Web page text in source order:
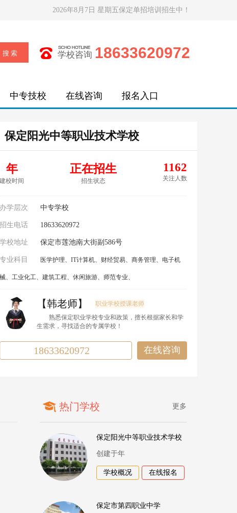
2026年8月7日 星期五保定单招培训招生中！
学校咨询 18633620972
中专技校 在线咨询 报名入口
保定阳光中等职业技术学校
年
建校时间
正在招生
招生状态
1162
关注人数
办学层次 中专学校
招生电话 18633620972
学校地址 保定市莲池南大街副586号
专业科目 医学护理、IT计算机、财经贸易、商务管理、电子机
械、工业化工、建筑工程、休闲旅游、师范专业、
【韩老师】
职业学校授课老师
熟悉保定职业学校专业和政策，擅长根据家长和学
生需求，寻找适合的专属学校！
18633620972 在线咨询
热门学校 更多
保定阳光中等职业技术学校
创建于年
学校概况 在线报名
保定市第四职业中学